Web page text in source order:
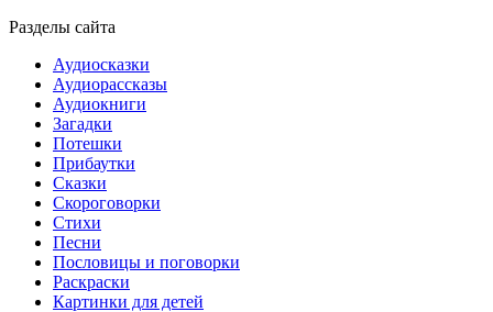
Разделы сайта
Аудиосказки
Аудиорассказы
Аудиокниги
Загадки
Потешки
Прибаутки
Сказки
Скороговорки
Стихи
Песни
Пословицы и поговорки
Раскраски
Картинки для детей